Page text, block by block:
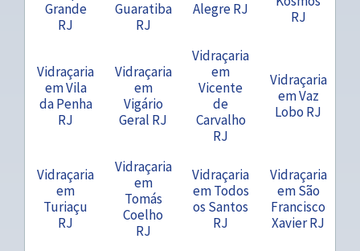
Grande
RJ
Guaratiba
RJ
Alegre RJ
RJ
Vidraçaria
em Vila
da Penha
RJ
Vidraçaria
em
Vigário
Geral RJ
Vidraçaria
em
Vicente
de
Carvalho
RJ
Vidraçaria
em Vaz
Lobo RJ
Vidraçaria
em
Turiaçu
RJ
Vidraçaria
em
Tomás
Coelho
RJ
Vidraçaria
em Todos
os Santos
RJ
Vidraçaria
em São
Francisco
Xavier RJ